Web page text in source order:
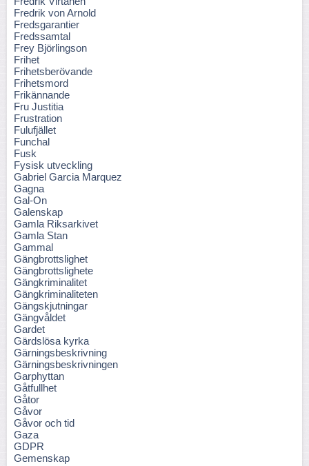
Fredrik von Arnold
Fredsgarantier
Fredssamtal
Frey Björlingson
Frihet
Frihetsberövande
Frihetsmord
Frikännande
Fru Justitia
Frustration
Fulufjället
Funchal
Fusk
Fysisk utveckling
Gabriel Garcia Marquez
Gagna
Gal-On
Galenskap
Gamla Riksarkivet
Gamla Stan
Gammal
Gängbrottslighet
Gängbrottslighete
Gängkriminalitet
Gängkriminaliteten
Gängskjutningar
Gängvåldet
Gardet
Gärdslösa kyrka
Gärningsbeskrivning
Gärningsbeskrivningen
Garphyttan
Gåtfullhet
Gåtor
Gåvor
Gåvor och tid
Gaza
GDPR
Gemenskap